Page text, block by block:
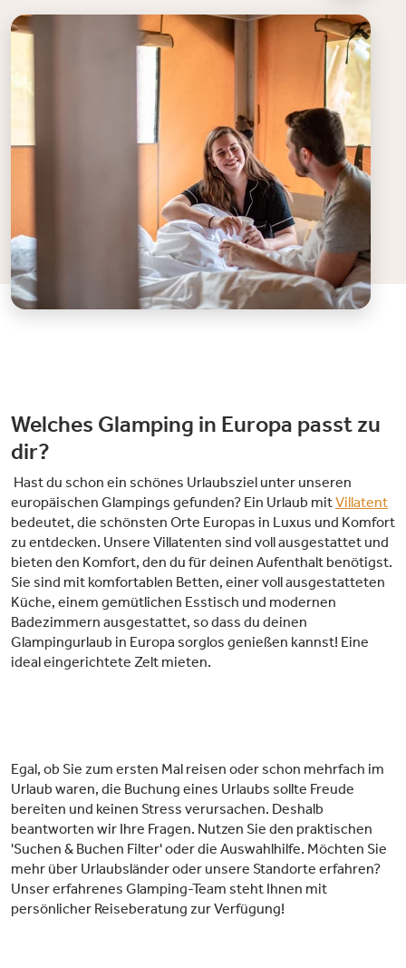
Welches Glamping in Europa passt zu
dir?
Hast du schon ein schönes Urlaubsziel unter unseren
europäischen Glampings gefunden? Ein Urlaub mitVillatent
bedeutet, die schönsten Orte Europas in Luxus und Komfort
zu entdecken. Unsere Villatenten sind voll ausgestattet und
bieten den Komfort, den du für deinen Aufenthalt benötigst.
Sie sind mit komfortablen Betten, einer voll ausgestatteten
Küche, einem gemütlichen Esstisch und modernen
Badezimmern ausgestattet, so dass du deinen
Glampingurlaub in Europa sorglos genießen kannst! Eine
ideal eingerichtete Zelt mieten.
Egal, ob Sie zum ersten Mal reisen oder schon mehrfach im
Urlaub waren, die Buchung eines Urlaubs sollte Freude
bereiten und keinen Stress verursachen. Deshalb
beantworten wir Ihre Fragen. Nutzen Sie den praktischen
'Suchen & Buchen Filter' oder die Auswahlhilfe. Möchten Sie
mehr über Urlaubsländer oder unsere Standorte erfahren?
Unser erfahrenes Glamping-Team steht Ihnen mit
persönlicher Reiseberatung zur Verfügung!